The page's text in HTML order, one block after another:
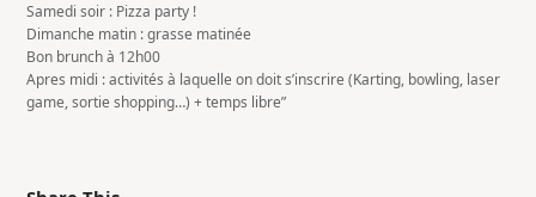
Samedi soir : Pizza party !
Dimanche matin : grasse matinée
Bon brunch à 12h00
Apres midi : activités à laquelle on doit s’inscrire (Karting, bowling, laser
game, sortie shopping…) + temps libre”